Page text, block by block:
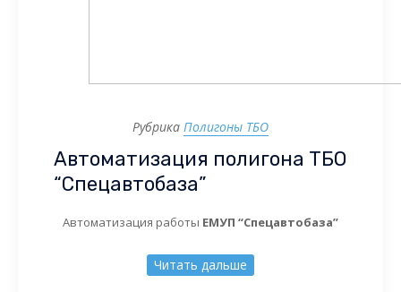
Рубрика Полигоны ТБО
Автоматизация полигона ТБО
“Спецавтобаза”
Автоматизация работы ЕМУП “Спецавтобаза”
Читать дальше